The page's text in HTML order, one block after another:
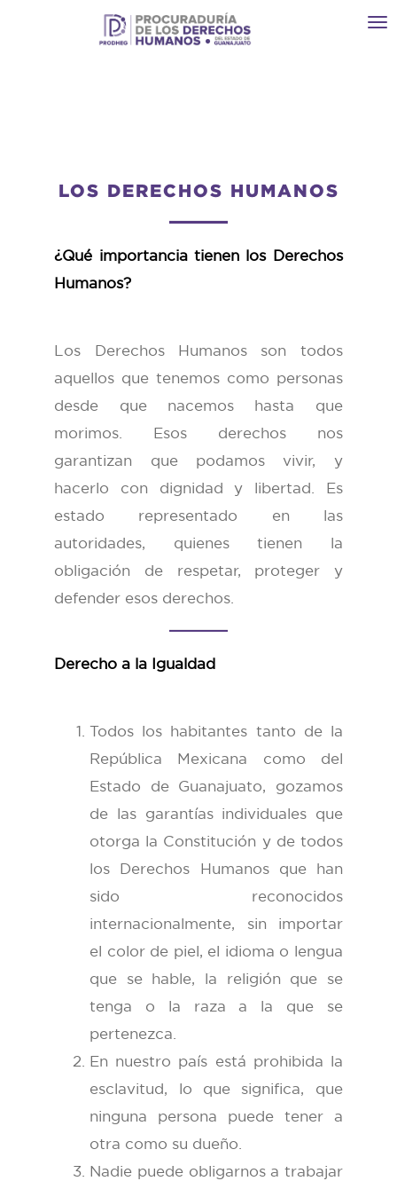
LOS DERECHOS HUMANOS
¿Qué importancia tienen los Derechos
Humanos?
Los Derechos Humanos son todos
aquellos que tenemos como personas
desde que nacemos hasta que
morimos. Esos derechos nos
garantizan que podamos vivir, y
hacerlo con dignidad y libertad. Es
estado representado en las
autoridades, quienes tienen la
obligación de respetar, proteger y
defender esos derechos.
Derecho a la Igualdad
Todos los habitantes tanto de la
República Mexicana como del
Estado de Guanajuato, gozamos
de las garantías individuales que
otorga la Constitución y de todos
los Derechos Humanos que han
sido reconocidos
internacionalmente, sin importar
el color de piel, el idioma o lengua
que se hable, la religión que se
tenga o la raza a la que se
pertenezca.
En nuestro país está prohibida la
esclavitud, lo que significa, que
ninguna persona puede tener a
otra como su dueño.
Nadie puede obligarnos a trabajar